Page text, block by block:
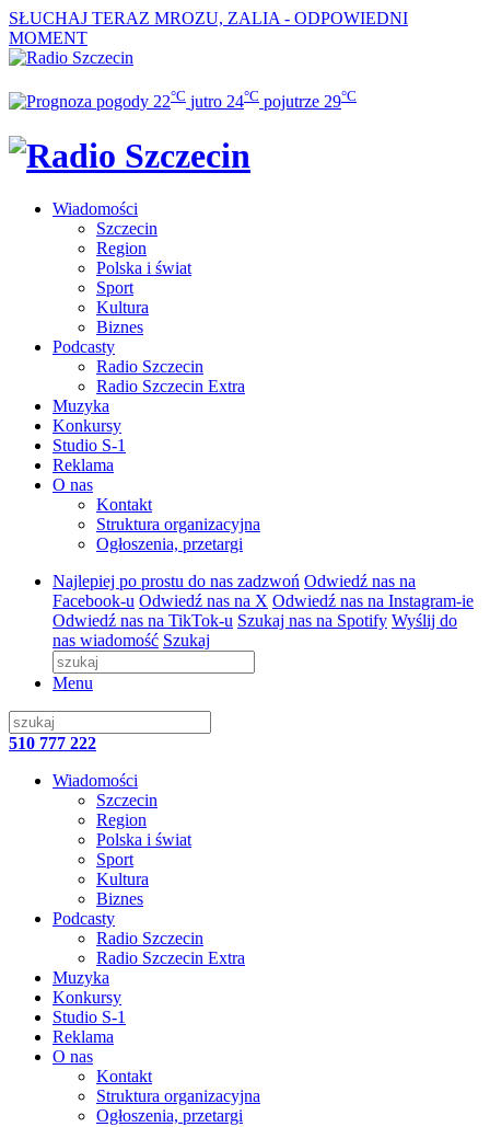
SŁUCHAJ TERAZ MROZU, ZALIA - ODPOWIEDNI
MOMENT
22°C jutro 24°C pojutrze 29°C
Wiadomości
Szczecin
Region
Polska i świat
Sport
Kultura
Biznes
Podcasty
Radio Szczecin
Radio Szczecin Extra
Muzyka
Konkursy
Studio S-1
Reklama
O nas
Kontakt
Struktura organizacyjna
Ogłoszenia, przetargi
Najlepiej po prostu do nas zadzwoń Odwiedź nas na
Facebook-u Odwiedź nas na X Odwiedź nas na Instagram-ie
Odwiedź nas na TikTok-u Szukaj nas na Spotify Wyślij do
nas wiadomość Szukaj
Menu
510 777 222
Wiadomości
Szczecin
Region
Polska i świat
Sport
Kultura
Biznes
Podcasty
Radio Szczecin
Radio Szczecin Extra
Muzyka
Konkursy
Studio S-1
Reklama
O nas
Kontakt
Struktura organizacyjna
Ogłoszenia, przetargi